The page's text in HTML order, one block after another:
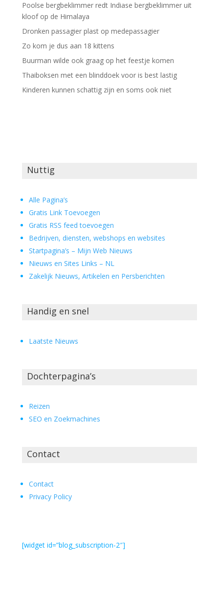
Poolse bergbeklimmer redt Indiase bergbeklimmer uit
kloof op de Himalaya
Dronken passagier plast op medepassagier
Zo kom je dus aan 18 kittens
Buurman wilde ook graag op het feestje komen
Thaiboksen met een blinddoek voor is best lastig
Kinderen kunnen schattig zijn en soms ook niet
Nuttig
Alle Pagina’s
Gratis Link Toevoegen
Gratis RSS feed toevoegen
Bedrijven, diensten, webshops en websites
Startpagina’s – Mijn Web Nieuws
Nieuws en Sites Links – NL
Zakelijk Nieuws, Artikelen en Persberichten
Handig en snel
Laatste Nieuws
Dochterpagina’s
Reizen
SEO en Zoekmachines
Contact
Contact
Privacy Policy
[widget id=”blog_subscription-2″]